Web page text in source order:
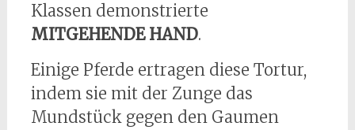
Klassen demonstrierte
MITGEHENDE HAND.
Einige Pferde ertragen diese Tortur,
indem sie mit der Zunge das
Mundstück gegen den Gaumen